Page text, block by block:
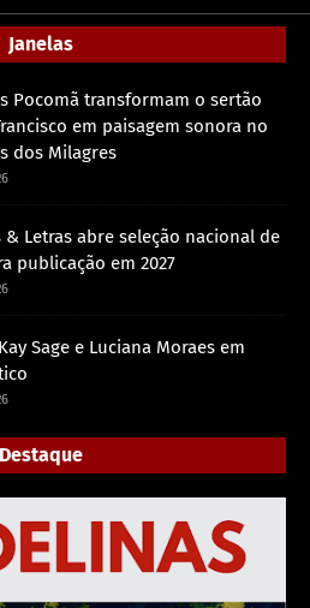
Janelas
Pocomã transformam o sertão
em paisagem sonora no
dos Milagres
& Letras abre seleção nacional de
publicação em 2027
Sage e Luciana Moraes em
Destaque